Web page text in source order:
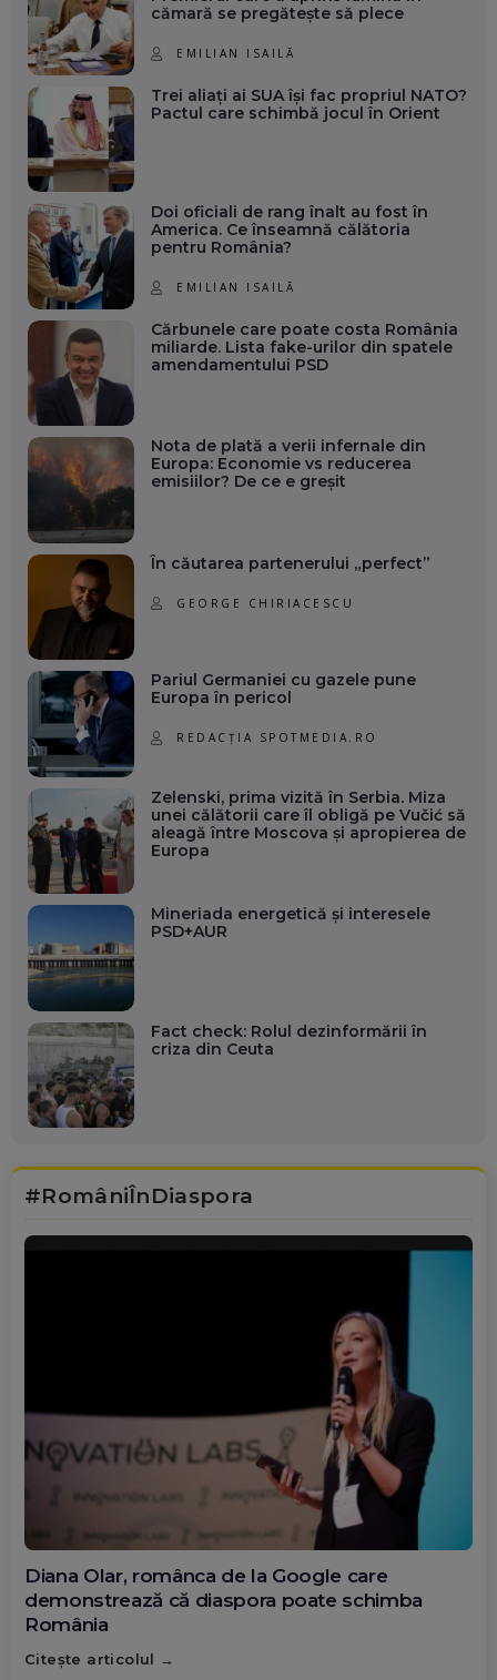
cămară se pregătește să plece
EMILIAN ISAILĂ
Trei aliați ai SUA își fac propriul NATO?
Pactul care schimbă jocul în Orient
Doi oficiali de rang înalt au fost în
America. Ce înseamnă călătoria
pentru România?
EMILIAN ISAILĂ
Cărbunele care poate costa România
miliarde. Lista fake-urilor din spatele
amendamentului PSD
Nota de plată a verii infernale din
Europa: Economie vs reducerea
emisiilor? De ce e greșit
În căutarea partenerului „perfect”
GEORGE CHIRIACESCU
Pariul Germaniei cu gazele pune
Europa în pericol
REDACȚIA SPOTMEDIA.RO
Zelenski, prima vizită în Serbia. Miza
unei călătorii care îl obligă pe Vučić să
aleagă între Moscova și apropierea de
Europa
Mineriada energetică și interesele
PSD+AUR
Fact check: Rolul dezinformării în
criza din Ceuta
#RomâniÎnDiaspora
Diana Olar, românca de la Google care
demonstrează că diaspora poate schimba
România
Citește articolul